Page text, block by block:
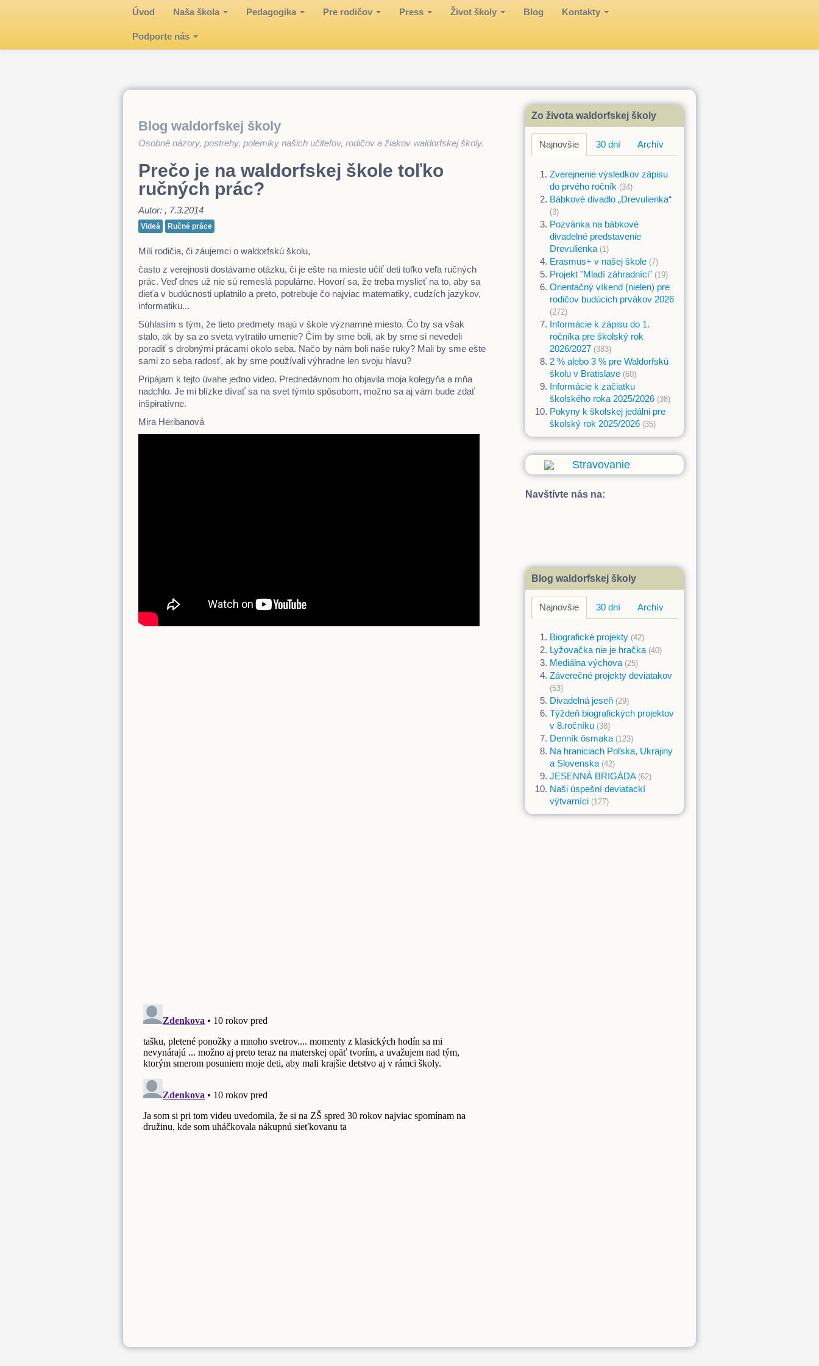
Úvod Naša škola Pedagogika Pre rodičov Press Život školy Blog Kontakty
Podporte nás
Blog waldorfskej školy
Osobné názory, postrehy, polemiky našich učiteľov, rodičov a žiakov waldorfskej školy.
Prečo je na waldorfskej škole toľko
ručných prác?
Autor: , 7.3.2014
Videá Ručné práce
Milí rodičia, či záujemci o waldorfskú školu,
často z verejnosti dostávame otázku, či je ešte na mieste učiť deti toľko veľa ručných
prác. Veď dnes už nie sú remeslá populárne. Hovorí sa, že treba myslieť na to, aby sa
dieťa v budúcnosti uplatnilo a preto, potrebuje čo najviac matematiky, cudzích jazykov,
informatiku...
Súhlasím s tým, že tieto predmety majú v škole významné miesto. Čo by sa však
stalo, ak by sa zo sveta vytratilo umenie? Čím by sme boli, ak by sme si nevedeli
poradiť s drobnými prácami okolo seba. Načo by nám boli naše ruky? Mali by sme ešte
sami zo seba radosť, ak by sme používali výhradne len svoju hlavu?
Pripájam k tejto úvahe jedno video. Prednedávnom ho objavila moja kolegyňa a mňa
nadchlo. Je mi blízke dívať sa na svet týmto spôsobom, možno sa aj vám bude zdať
inšpiratívne.
Mira Heribanová
Zo života waldorfskej školy
Najnovšie 30 dní Archív
Zverejnenie výsledkov zápisu
do prvého ročník (34)
Bábkové divadlo „Drevulienka“
(3)
Pozvánka na bábkové
divadelné predstavenie
Drevulienka (1)
Erasmus+ v našej škole (7)
Projekt "Mladí záhradníci" (19)
Orientačný víkend (nielen) pre
rodičov budúcich prvákov 2026
(272)
Informácie k zápisu do 1.
ročníka pre školský rok
2026/2027 (383)
2 % alebo 3 % pre Waldorfskú
školu v Bratislave (60)
Informácie k začiatku
školského roka 2025/2026 (38)
Pokyny k školskej jedálni pre
školský rok 2025/2026 (35)
Stravovanie
Navštívte nás na:
Blog waldorfskej školy
Najnovšie 30 dní Archív
Biografické projekty (42)
Lyžovačka nie je hračka (40)
Mediálna výchova (25)
Záverečné projekty deviatakov
(53)
Divadelná jeseň (29)
Týždeň biografických projektov
v 8.ročníku (38)
Denník ôsmaka (123)
Na hraniciach Poľska, Ukrajiny
a Slovenska (42)
JESENNÁ BRIGÁDA (62)
Naši úspešní deviatackí
výtvarníci (127)